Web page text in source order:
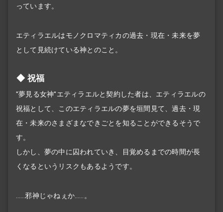
っています。
エティラエルはモノクロマティカの過去・現在・未来を夢
として見続けている神とのこと。
祝福
"夢見る女神"エティラエルと契約した者は、エティラエルの
祝福として、このエティラエルの夢を垣間見て、過去・現
在・未来のさまざまなできごとを知ることができるそうで
す。
しかし、夢の中に囚われていき、目覚めるまでの時間が長
くなるというリスクもあるようです。
……邪神じゃねぇか……。